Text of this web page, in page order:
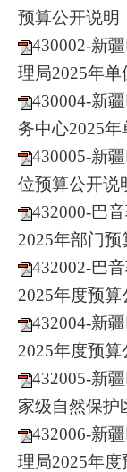
预算公开说明
430002-新
理局2025年
430004-新
务中心2025
430005-新
位预算公开说
432000-巴
2025年部门预
432002-巴
2025年度预算
432004-新
2025年度预算
432005-新
家级自然保护
432006-新
理局2025年度